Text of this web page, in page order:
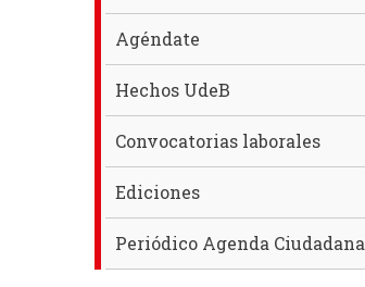
Agéndate
Hechos UdeB
Convocatorias laborales
Ediciones
Periódico Agenda Ciudadana